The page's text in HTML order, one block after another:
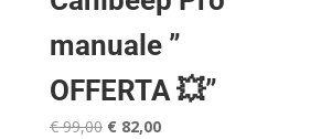
manuale ”
OFFERTA 💥”
€99,00 Il
€82,00Il